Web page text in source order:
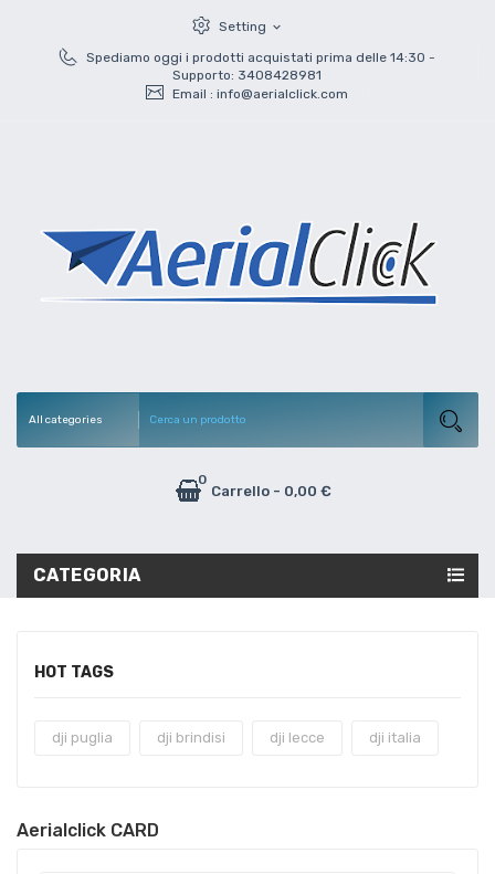
Setting expand_more
Spediamo oggi i prodotti acquistati prima delle 14:30 -
Supporto: 3408428981
Email : info@aerialclick.com
Carrello
0
- 0,00 €
CATEGORIA
HOT TAGS
dji puglia dji brindisi dji lecce dji italia
Aerialclick CARD